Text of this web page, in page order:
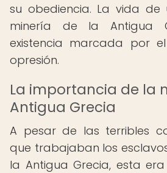
su obediencia. La vida de
minería de la Antigua
existencia marcada por
opresión.
La importancia de la
Antigua Grecia
A pesar de las terribles
que trabajaban los
la Antigua Grecia, esta